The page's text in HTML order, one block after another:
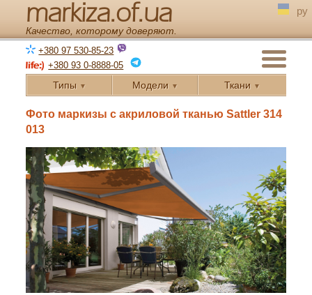
markiza.of.ua
Качество, которому доверяют.
ру
+380 97 530-85-23
+380 93 0-8888-05
Типы ▼ Модели ▼ Ткани ▼
← Назад
Фото маркизы с акриловой тканью Sattler 314
013